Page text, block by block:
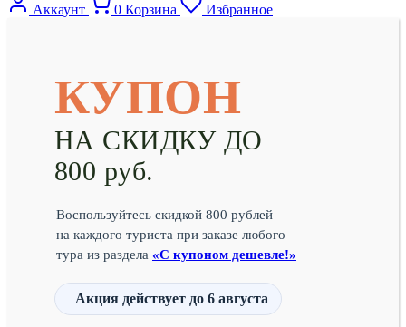
Аккаунт 0 Корзина Избранное
КУПОН
НА СКИДКУ ДО
800 руб.
Воспользуйтесь скидкой 800 рублей
на каждого туриста при заказе любого
тура из раздела «С купоном дешевле!»
Акция действует до 6 августа